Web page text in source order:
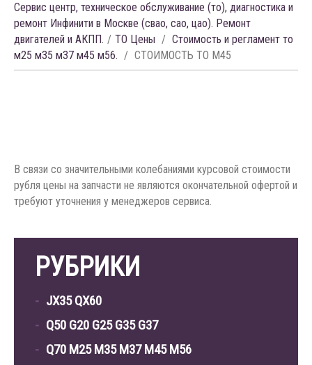
Сервис центр, техническое обслуживание (то), диагностика и
ремонт Инфинити в Москве (свао, сао, цао). Ремонт
двигателей и АКПП.
ТО Цены
Стоимость и регламент то
м25 м35 м37 м45 м56.
СТОИМОСТЬ ТО M45
В связи со значительными колебаниями курсовой стоимости
рубля цены на запчасти не являются окончательной офертой и
требуют уточнения у менеджеров сервиса.
РУБРИКИ
JX35 QX60
Q50 G20 G25 G35 G37
Q70 M25 M35 M37 M45 M56